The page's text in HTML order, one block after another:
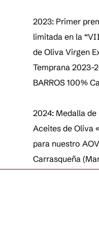
2023: Primer
limitada en la
de Oliva Virgen
Temprana 2023-
BARROS 100%
2024: Medalla
Aceites de Oliva
para nuestro
Carrasqueña